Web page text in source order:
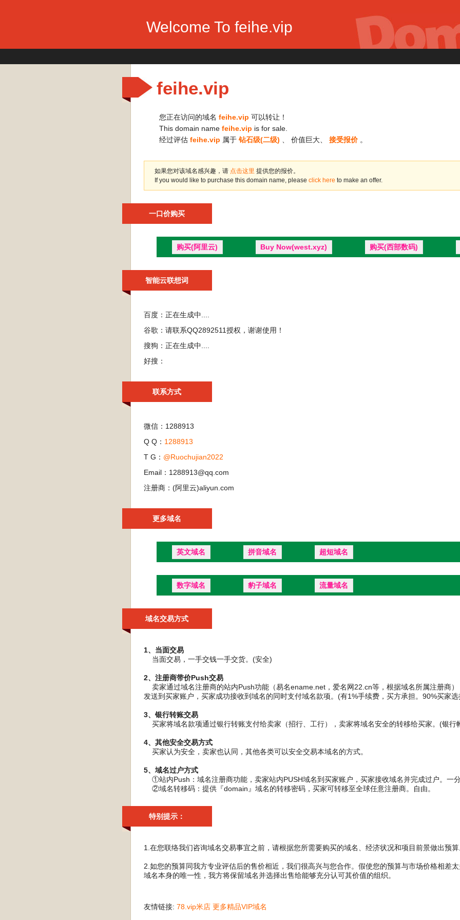
Welcome To feihe.vip
feihe.vip
您正在访问的域名 feihe.vip 可以转让！
This domain namefeihe.vip is for sale.
经过评估feihe.vip 属于 钻石级(二级) 、 价值巨大、 接受报价。
如果您对该域名感兴趣，请 点击这里 提供您的报价。
If you would like to purchase this domain name, please click here to make an offer.
一口价购买
购买(阿里云) Buy Now(west.xyz) 购买(西部数码)
智能云联想词
百度： 正在生成中....
谷歌： 请联系QQ2892511授权，谢谢使用！
搜狗： 正在生成中....
好搜：
联系方式
微信：1288913
Q Q： 1288913
T G： @Ruochujian2022
Email：1288913@qq.com
注册商：(阿里云)aliyun.com
更多域名
英文域名 拼音域名 超短域名
数字域名 豹子域名 流量域名
域名交易方式
1、当面交易
当面交易，一手交钱一手交货。(安全)
2、注册商带价Push交易
卖家通过域名注册商的站内Push功能（易名ename.net，爱名网22.cn等，根据域名所属注册商
发送到买家账户，买家成功接收到域名的同时支付域名款项。(有1%手续费，买方承担。90%买家选
3、银行转账交易
买家将域名款项通过银行转账支付给卖家（招行、工行），卖家将域名安全的转移给买家。(银行
4、其他安全交易方式
买家认为安全，卖家也认同，其他各类可以安全交易本域名的方式。
5、域名过户方式
①站内Push：域名注册商功能，卖家站内PUSH域名到买家账户，买家接收域名并完成过户。一
②域名转移码：提供『domain』域名的转移密码，买家可转移至全球任意注册商。自由。
特别提示：
1.在您联络我们咨询域名交易事宜之前，请根据您所需要购买的域名、经济状况和项目前景做出预
2.如您的预算同我方专业评估后的售价相近，我们很高兴与您合作。假使您的预算与市场价格相差
域名本身的唯一性，我方将保留域名并选择出售给能够充分认可其价值的组织。
友情链接: 78.vip米店 更多精品VIP域名